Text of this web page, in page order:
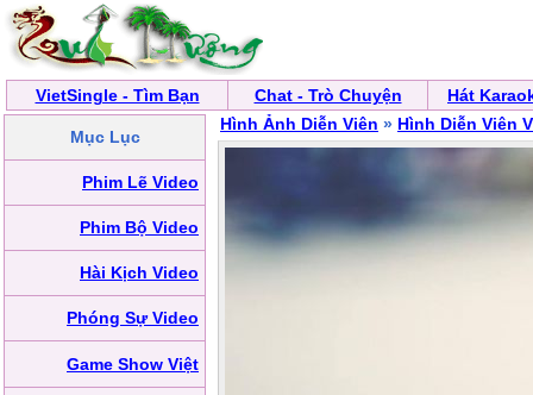
VietSingle - Tìm Bạn Chat - Trò Chuyện Hát
Mục Lục
Phim Lẽ Video
Phim Bộ Video
Hài Kịch Video
Phóng Sự Video
Game Show Việt
Hình Ảnh Diễn Viên » Hình Diễn Viên